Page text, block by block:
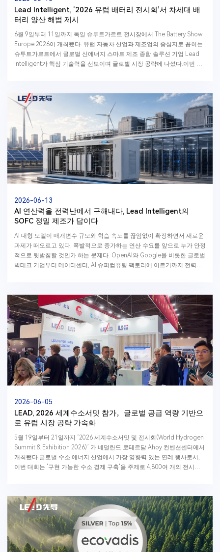
Lead Intelligent, ‘2026 유럽 배터리 전시회’서 차세대 배
터리 양산 해법 제시
6월 9일부터 11일까지 독일 슈투트가르트 전시장에서 The Battery Show
Europe 2026이 개최됐다. 유럽 자동차 산업과 제조업의 중심지로 꼽히는
슈투트가르트에서 글로벌 신에너지 스마트 제조 종합 솔루션 기업 Lead
Intelligent가 핵심 기술력을 선보이며 글로벌 시장 공략에 나섰다.이번 전
2026-06-13
AI 연산력을 전력난에서 구해내다, Lead Intelligent의
SOFC 정밀 제조가 답이다
AI 대형 모델이 매개변수 규모와 학습 속도를 끊임없이 확장하면서 새로운
과제가 떠오르고 있다. 폭발적으로 증가하는 연산 수요를 앞으로 누가 안정
적으로 뒷받침할 것인가 하는 문제다. OpenAI와 Google을 비롯한 글로벌
빅테크 기업부터 데이터센터, AI 슈퍼컴퓨팅 팩토리에 이르기까지 전력은
2026-06-05
LEAD, 2026 세계수소서밋 참가，글로벌 공급 역량 기반으
로 유럽 시장 공략 가속화
5월 19일부터 21일까지 ‘2026 세계수소서밋 및 전시회(World Hydrogen
Summit & Exhibition 2026)’ 가 네덜란드 로테르담 Ahoy 컨벤션센터에서
개최됐다.글로벌 수소 에너지 산업에서 가장 영향력 있는 연례 행사로서,
이번 대회는 '구현 가능한 수소 경제 구축'을 주제로 4,800여 개의 전시업